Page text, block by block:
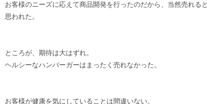
お客様のニーズに応えて商品開発を行ったのだから、当然売れると
思われた。
ところが、期待は大はずれ。
ヘルシーなハンバーガーはまったく売れなかった。
お客様が健康を気にしていることは間違いない。